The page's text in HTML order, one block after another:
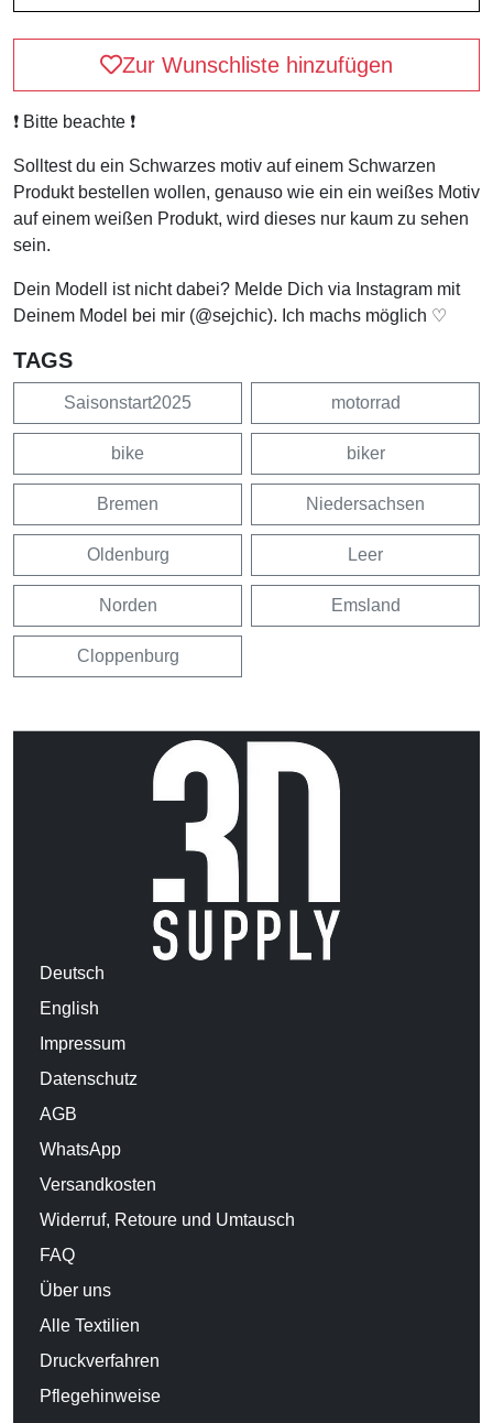
Zur Wunschliste hinzufügen
❗️ Bitte beachte ❗️
Solltest du ein Schwarzes motiv auf einem Schwarzen
Produkt bestellen wollen, genauso wie ein ein weißes Motiv
auf einem weißen Produkt, wird dieses nur kaum zu sehen
sein.
Dein Modell ist nicht dabei? Melde Dich via Instagram mit
Deinem Model bei mir (@sejchic). Ich machs möglich ♡
TAGS
Saisonstart2025 motorrad
bike biker
Bremen Niedersachsen
Oldenburg Leer
Norden Emsland
Cloppenburg
Deutsch
English
Impressum
Datenschutz
AGB
WhatsApp
Versandkosten
Widerruf, Retoure und Umtausch
FAQ
Über uns
Alle Textilien
Druckverfahren
Pflegehinweise